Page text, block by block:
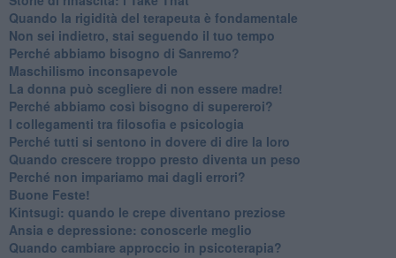
​Quando la rigidità del terapeuta è fondamentale
​Non sei indietro, stai seguendo il tuo tempo
​Perché abbiamo bisogno di Sanremo?
​Maschilismo inconsapevole
​La donna può scegliere di non essere madre!
​Perché abbiamo così bisogno di supereroi?
​I collegamenti tra filosofia e psicologia
​Perché tutti si sentono in dovere di dire la loro
​Quando crescere troppo presto diventa un peso
​Perché non impariamo mai dagli errori?
​Buone Feste!
​Kintsugi: quando le crepe diventano preziose
Ansia e depressione: conoscerle meglio
Quando cambiare approccio in psicoterapia?